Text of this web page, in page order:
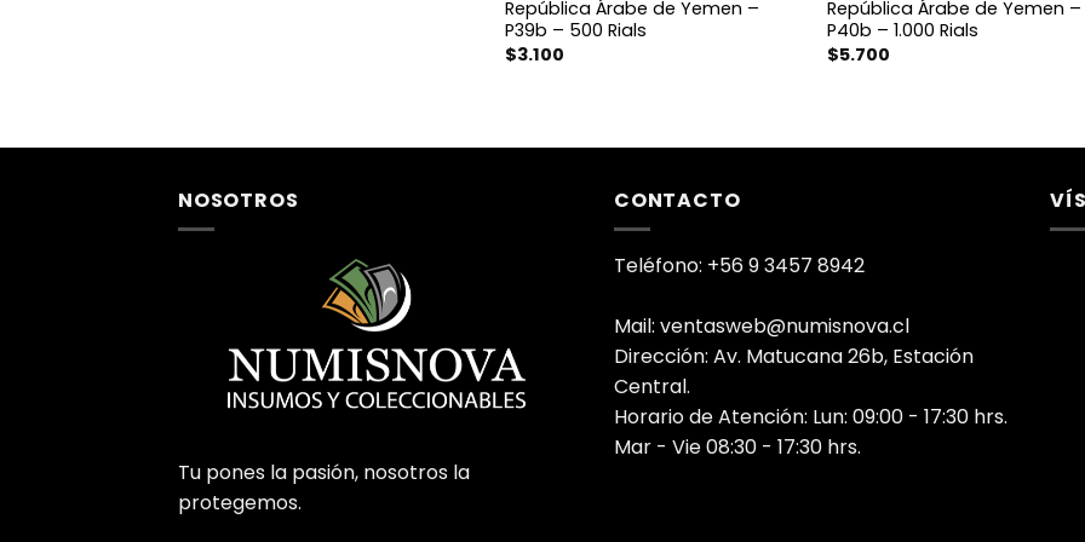
República Árabe de Yemen –
P39b – 500 Rials
$3.100
República Árabe de Yemen –
P40b – 1.000 Rials
$5.700
NOSOTROS
Tu pones la pasión, nosotros la
protegemos.
CONTACTO
Teléfono: +56 9 3457 8942
Mail: ventasweb@numisnova.cl
Dirección: Av. Matucana 26b, Estación
Central.
Horario de Atención: Lun: 09:00 - 17:30 hrs.
Mar - Vie 08:30 - 17:30 hrs.